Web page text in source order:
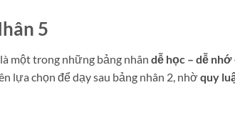
5
là một trong những bảng nhân dễ học – dễ nhớ
lựa chọn để dạy sau bảng nhân 2, nhờ quy